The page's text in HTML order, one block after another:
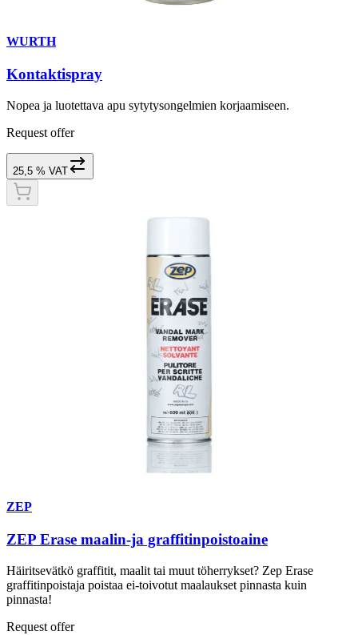
WURTH
Kontaktispray
Nopea ja luotettava apu sytytysongelmien korjaamiseen.
Request offer
25,5 % VAT
ZEP
ZEP Erase maalin-ja graffitinpoistoaine
Häiritsevätkö graffitit, maalit tai muut töherrykset? Zep Erase
graffitinpoistaja poistaa ei-toivotut maalaukset pinnasta kuin
pinnasta!
Request offer